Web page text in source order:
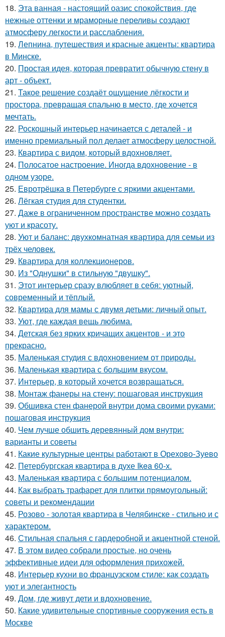
18. Эта ванная - настоящий оазис спокойствия, где
нежные оттенки и мраморные переливы создают
атмосферу легкости и расслабления.
19. Лепнина, путешествия и красные акценты: квартира
в Минске.
20. Простая идея, которая превратит обычную стену в
арт - объект.
21. Такое решение создаёт ощущение лёгкости и
простора, превращая спальню в место, где хочется
мечтать.
22. Роскошный интерьер начинается с деталей - и
именно премиальный пол делает атмосферу целостной.
23. Квартира с видом, который вдохновляет.
24. Полосатое настроение. Иногда вдохновение - в
одном узоре.
25. Евротрёшка в Петербурге с яркими акцентами.
26. Лёгкая студия для студентки.
27. Даже в ограниченном пространстве можно создать
уют и красоту.
28. Уют и баланс: двухкомнатная квартира для семьи из
трёх человек.
29. Квартира для коллекционеров.
30. Из "Однушки" в стильную "двушку".
31. Этот интерьер сразу влюбляет в себя: уютный,
современный и тёплый.
32. Квартира для мамы с двумя детьми: личный опыт.
33. Уют, где каждая вещь любима.
34. Детская без ярких кричащих акцентов - и это
прекрасно.
35. Маленькая студия с вдохновением от природы.
36. Маленькая квартира с большим вкусом.
37. Интерьер, в который хочется возвращаться.
38. Монтаж фанеры на стену: пошаговая инструкция
39. Обшивка стен фанерой внутри дома своими руками:
пошаговая инструкция
40. Чем лучше обшить деревянный дом внутри:
варианты и советы
41. Какие культурные центры работают в Орехово-Зуево
42. Петербургская квартира в духе Ikea 60-х.
43. Маленькая квартира с большим потенциалом.
44. Как выбрать трафарет для плитки прямоугольный:
советы и рекомендации
45. Розово - золотая квартира в Челябинске - стильно и с
характером.
46. Стильная спальня с гардеробной и акцентной стеной.
47. В этом видео собрали простые, но очень
эффективные идеи для оформления прихожей.
48. Интерьер кухни во французском стиле: как создать
уют и элегантность
49. Дом, где живут дети и вдохновение.
50. Какие удивительные спортивные сооружения есть в
Москве